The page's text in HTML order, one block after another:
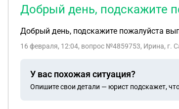
Добрый день, подскажите
Добрый день, подскажите пожалуйста
16 февраля, 12:04, вопрос №4859753, Ирина, г.
У вас похожая ситуация?
Опишите свои детали — юрист подскажет,